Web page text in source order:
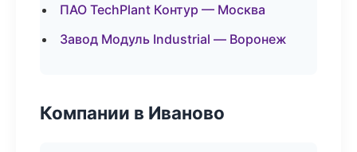
ПАО TechPlant Контур — Москва
Завод Модуль Industrial — Воронеж
Компании в Иваново